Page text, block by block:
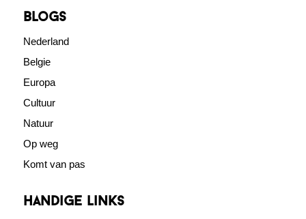
blogs
Nederland
Belgie
Europa
Cultuur
Natuur
Op weg
Komt van pas
Handige links